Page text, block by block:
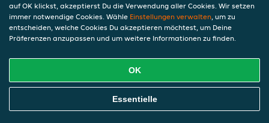
auf OK klickst, akzeptierst Du die Verwendung aller Cookies. Wir setzen
immer notwendige Cookies. Wähle Einstellungen verwalten, um zu
entscheiden, welche Cookies Du akzeptieren möchtest, um Deine
Präferenzen anzupassen und um weitere Informationen zu finden.
OK
Essentielle